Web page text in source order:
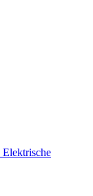
Elektrische